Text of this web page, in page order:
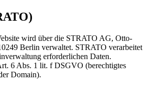
wird über die STRATO AG, Otto-
Berlin verwaltet. STRATO verarbeitet
erforderlichen Daten.
6 Abs. 1 lit. f DSGVO (berechtigtes
Domain).